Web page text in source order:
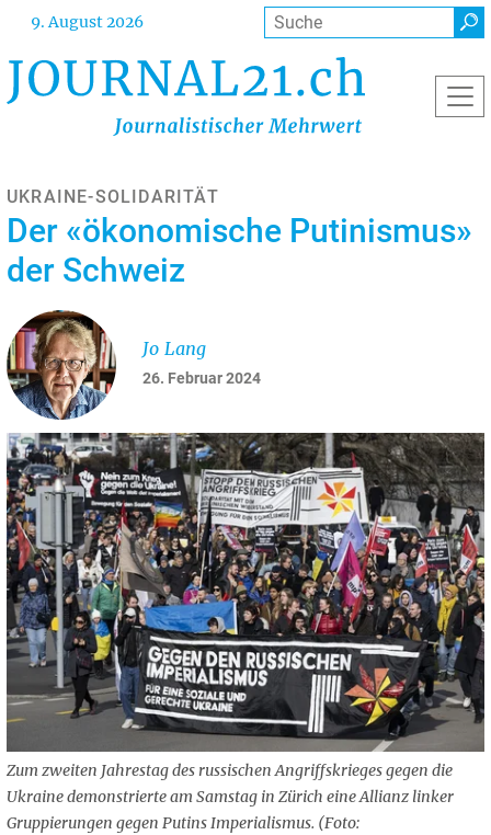
Direkt
Inhalt
9. August 2026 Suche
UKRAINE-SOLIDARITÄT
Der «ökonomische Putinismus»
der Schweiz
26. Februar 2024
Jo Lang
Zum zweiten Jahrestag des russischen Angriffskrieges gegen die
Ukraine demonstrierte am Samstag in Zürich eine Allianz linker
Gruppierungen gegen Putins Imperialismus. (Foto: